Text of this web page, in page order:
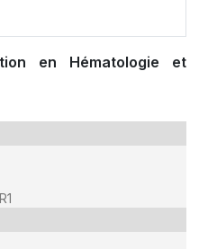
en Hématologie et